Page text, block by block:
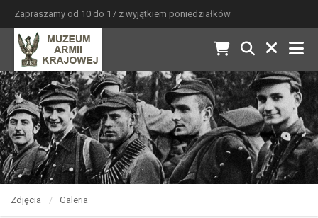
Zapraszamy od 10 do 17 z wyjątkiem poniedziałków
Zdjęcia Galeria